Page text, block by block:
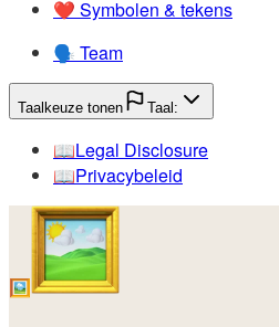
❤️ Symbolen & tekens
🗣️ Team
Taalkeuze tonen Taal:
📖️Legal Disclosure
📖️Privacybeleid
🖼️